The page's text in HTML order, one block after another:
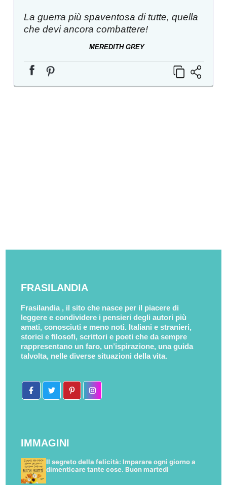
La guerra più spaventosa di tutte, quella
che devi ancora combattere!
MEREDITH GREY
FRASILANDIA
Frasilandia , il sito che nasce per il piacere di
leggere e condividere i pensieri degli autori più
amati, conosciuti e meno noti. Italiani e stranieri,
storici e filosofi, scrittori e poeti che da sempre
rappresentano un faro, un’ispirazione, una guida
talvolta, nelle diverse situazioni della vita.
IMMAGINI
Il segreto della felicità: Imparare ogni giorno a
dimenticare tante cose. Buon martedì